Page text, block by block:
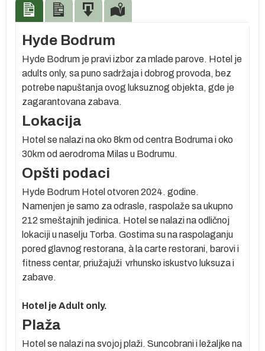
Hyde Bodrum
Hyde Bodrum je pravi izbor za mlade parove. Hotel je
adults only, sa puno sadržaja i dobrog provoda, bez
potrebe napuštanja ovog luksuznog objekta, gde je
zagarantovana zabava.
Lokacija
Hotel se nalazi na oko 8km od centra Bodruma i oko
30km od aerodroma Milas u Bodrumu.
Opšti podaci
Hyde Bodrum Hotel otvoren 2024. godine.
Namenjen je samo za odrasle, raspolaže sa ukupno
212 smeštajnih jedinica. Hotel se nalazi na odličnoj
lokaciji u naselju Torba. Gostima su na raspolaganju
pored glavnog restorana, à la carte restorani, barovi i
fitness centar, priužajuži vrhunsko iskustvo luksuza i
zabave.
Hotel je Adult only.
Plaža
Hotel se nalazi na svojoj plaži. Suncobrani i ležaljke na